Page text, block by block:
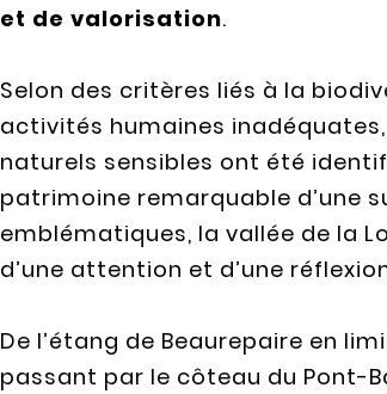
et de valorisation.
Selon des critères liés à la
activités humaines
naturels sensibles ont été
patrimoine remarquable d’une
emblématiques, la vallée de la
d’une attention et d’une
De l’étang de Beaurepaire en
passant par le côteau du Pont-